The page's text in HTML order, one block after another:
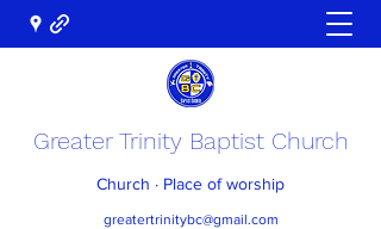
Greater Trinity Baptist Church
Church · Place of worship
greatertrinitybc@gmail.com